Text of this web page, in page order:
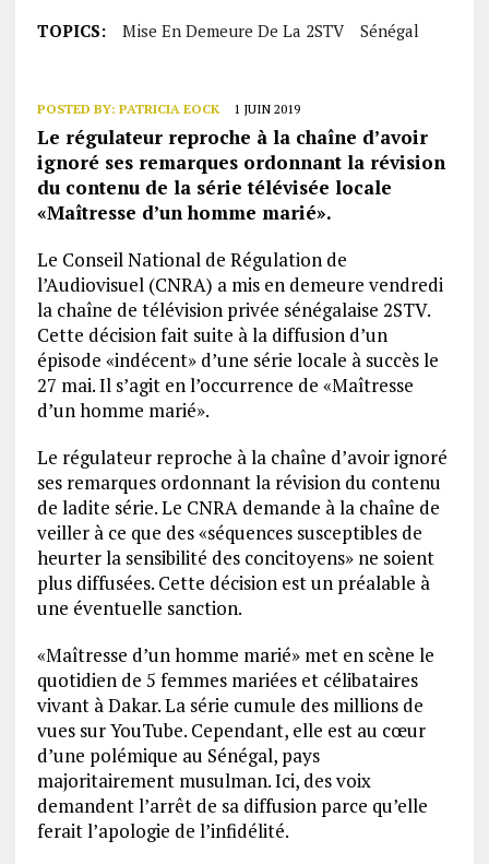
TOPICS: Mise En Demeure De La 2STV Sénégal
POSTED BY: PATRICIA EOCK 1 JUIN 2019
Le régulateur reproche à la chaîne d’avoir
ignoré ses remarques ordonnant la révision
du contenu de la série télévisée locale
«Maîtresse d’un homme marié».
Le Conseil National de Régulation de
l’Audiovisuel (CNRA) a mis en demeure vendredi
la chaîne de télévision privée sénégalaise 2STV.
Cette décision fait suite à la diffusion d’un
épisode «indécent» d’une série locale à succès le
27 mai. Il s’agit en l’occurrence de «Maîtresse
d’un homme marié».
Le régulateur reproche à la chaîne d’avoir ignoré
ses remarques ordonnant la révision du contenu
de ladite série. Le CNRA demande à la chaîne de
veiller à ce que des «séquences susceptibles de
heurter la sensibilité des concitoyens» ne soient
plus diffusées. Cette décision est un préalable à
une éventuelle sanction.
«Maîtresse d’un homme marié» met en scène le
quotidien de 5 femmes mariées et célibataires
vivant à Dakar. La série cumule des millions de
vues sur YouTube. Cependant, elle est au cœur
d’une polémique au Sénégal, pays
majoritairement musulman. Ici, des voix
demandent l’arrêt de sa diffusion parce qu’elle
ferait l’apologie de l’infidélité.